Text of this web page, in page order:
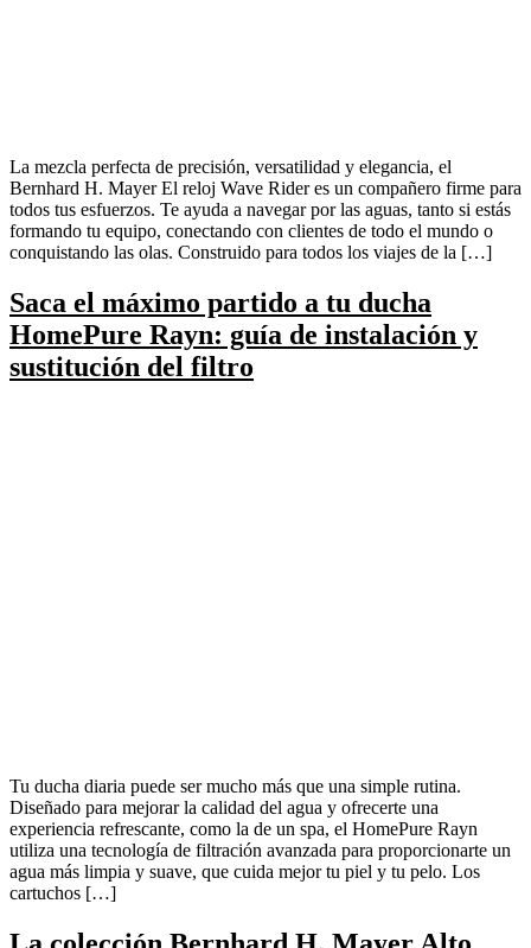
La mezcla perfecta de precisión, versatilidad y elegancia, el
Bernhard H. Mayer El reloj Wave Rider es un compañero firme para
todos tus esfuerzos. Te ayuda a navegar por las aguas, tanto si estás
formando tu equipo, conectando con clientes de todo el mundo o
conquistando las olas. Construido para todos los viajes de la […]
Saca el máximo partido a tu ducha
HomePure Rayn: guía de instalación y
sustitución del filtro
Tu ducha diaria puede ser mucho más que una simple rutina.
Diseñado para mejorar la calidad del agua y ofrecerte una
experiencia refrescante, como la de un spa, el HomePure Rayn
utiliza una tecnología de filtración avanzada para proporcionarte un
agua más limpia y suave, que cuida mejor tu piel y tu pelo. Los
cartuchos […]